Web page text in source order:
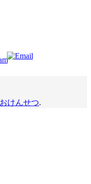
けんせつ.